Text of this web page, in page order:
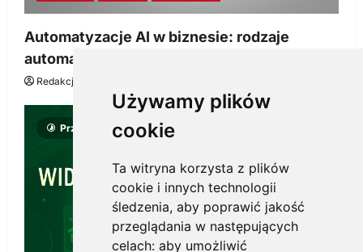
Używamy plików
cookie
Ta witryna korzysta z plików
cookie i innych technologii
śledzenia, aby poprawić jakość
przeglądania w następujących
celach: aby umożliwić
Automatyzacje AI w biznesie: rodzaje
automatyzacji i korzyści dla Twojej firmy
Redakcja KnowMore.pl
Przeczytano 8 minut